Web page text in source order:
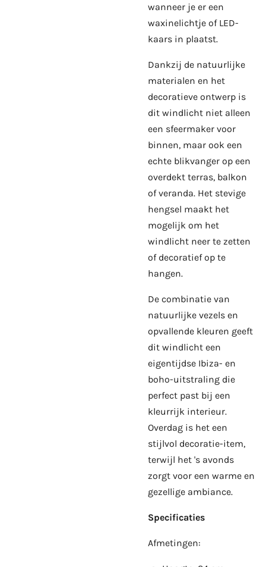
wanneer je er een
waxinelichtje of LED-
kaars in plaatst.
Dankzij de natuurlijke
materialen en het
decoratieve ontwerp is
dit windlicht niet alleen
een sfeermaker voor
binnen, maar ook een
echte blikvanger op een
overdekt terras, balkon
of veranda. Het stevige
hengsel maakt het
mogelijk om het
windlicht neer te zetten
of decoratief op te
hangen.
De combinatie van
natuurlijke vezels en
opvallende kleuren geeft
dit windlicht een
eigentijdse Ibiza- en
boho-uitstraling die
perfect past bij een
kleurrijk interieur.
Overdag is het een
stijlvol decoratie-item,
terwijl het 's avonds
zorgt voor een warme en
gezellige ambiance.
Specificaties
Afmetingen: